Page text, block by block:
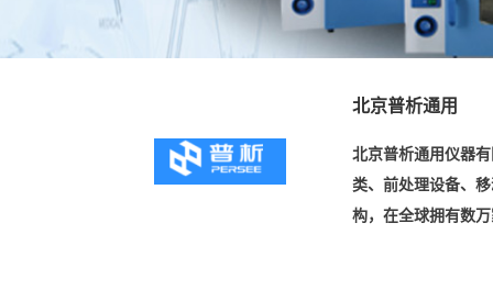
北京普析通用
北京普析通用仪器
类、前处理设备、
构，在全球拥有数